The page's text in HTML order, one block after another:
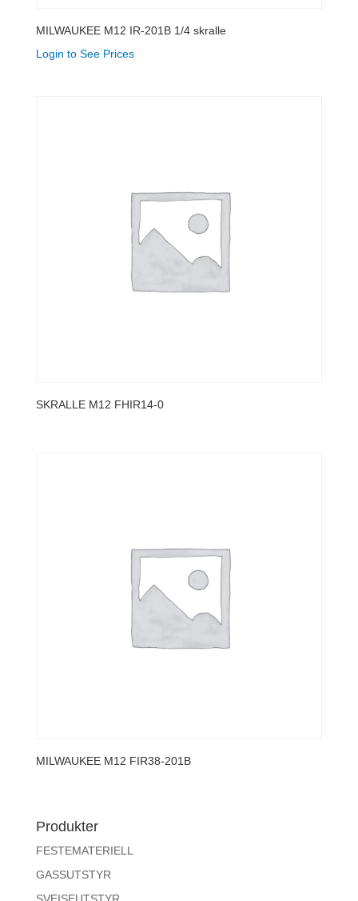
MILWAUKEE M12 IR-201B 1/4 skralle
Login to See Prices
SKRALLE M12 FHIR14-0
MILWAUKEE M12 FIR38-201B
Produkter
FESTEMATERIELL
GASSUTSTYR